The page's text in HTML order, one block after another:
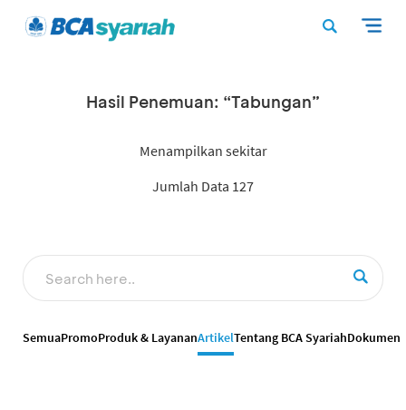
Hasil Penemuan: “Tabungan”
Menampilkan sekitar
Jumlah Data 127
SemuaPromoProduk & LayananArtikelTentang BCA SyariahDokumen